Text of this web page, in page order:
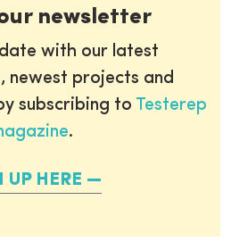
newsletter
with our latest
newest projects and
subscribing to Testerep
.
UP HERE